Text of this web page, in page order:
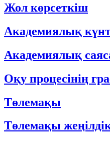
Жол көрсеткіш
Академиялық
Академиялық
Оқу процесінің
Төлемақы
Төлемақы